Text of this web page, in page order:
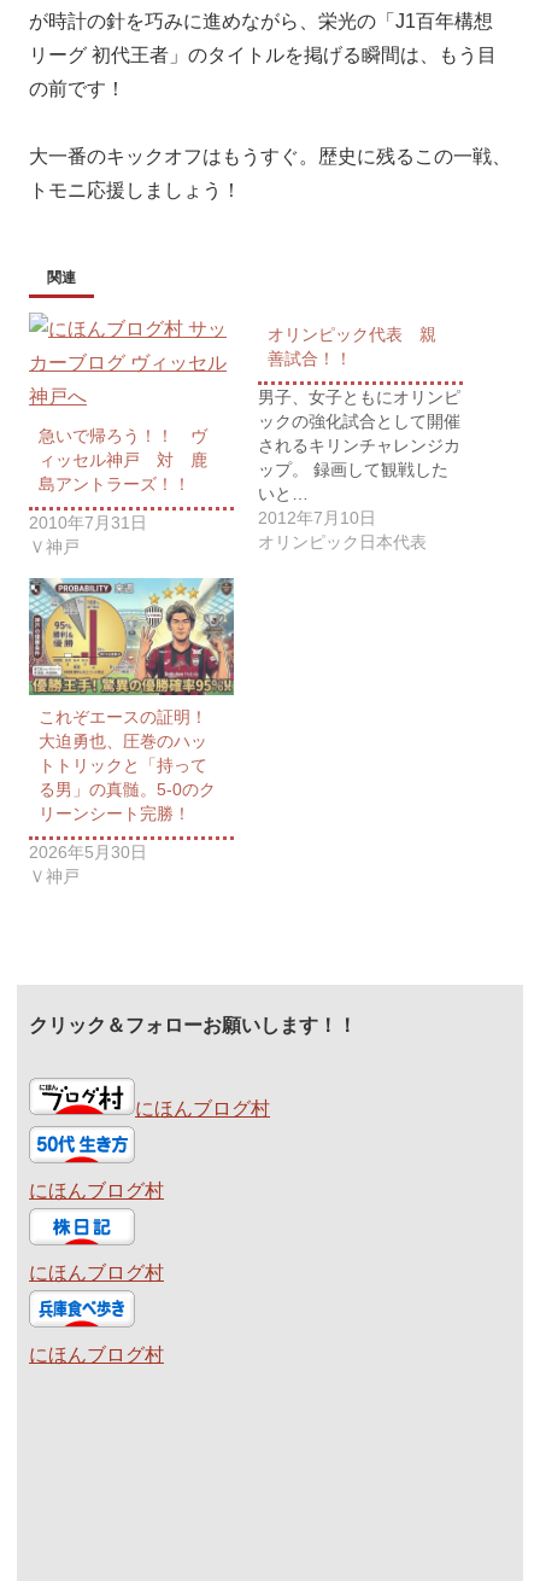
が時計の針を巧みに進めながら、栄光の「J1百年構想
リーグ 初代王者」のタイトルを掲げる瞬間は、もう目
の前です！
大一番のキックオフはもうすぐ。歴史に残るこの一戦、
トモニ応援しましょう！
関連
急いで帰ろう！！ ヴ
ィッセル神戸 対 鹿
島アントラーズ！！
2010年7月31日
Ｖ神戸
オリンピック代表 親
善試合！！
男子、女子ともにオリンピ
ックの強化試合として開催
されるキリンチャレンジカ
ップ。 録画して観戦した
いと…
2012年7月10日
オリンピック日本代表
これぞエースの証明！
大迫勇也、圧巻のハッ
トトリックと「持って
る男」の真髄。5-0のク
リーンシート完勝！
2026年5月30日
Ｖ神戸
クリック＆フォローお願いします！！
にほんブログ村
にほんブログ村
にほんブログ村
にほんブログ村